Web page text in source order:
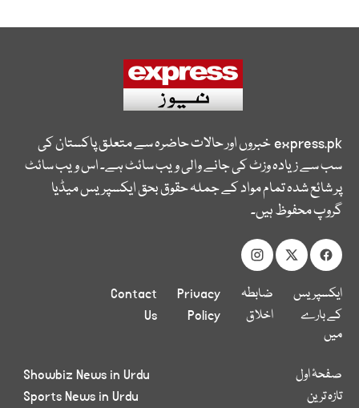
express.pkخبروں اور حالات حاضرہ سے متعلق پاکستان کی
سب سے زیادہ وزٹ کی جانے والی ویب سائٹ ہے۔ اس ویب سائٹ
پر شائع شدہ تمام مواد کے جملہ حقوق بحق ایکسپریس میڈیا
گروپ محفوظ ہیں۔
ایکسپریس
کے بارے
میں
ضابطہ
اخلاق
Privacy
Policy
Contact
Us
صفحۂ اول
تازہ ترین
Showbiz News in Urdu
Sports News in Urdu